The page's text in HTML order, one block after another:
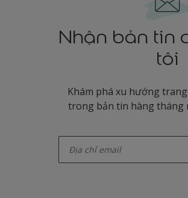
Nhận bản tin
tôi
Khám phá xu hướng
trong bản tin hàng tháng